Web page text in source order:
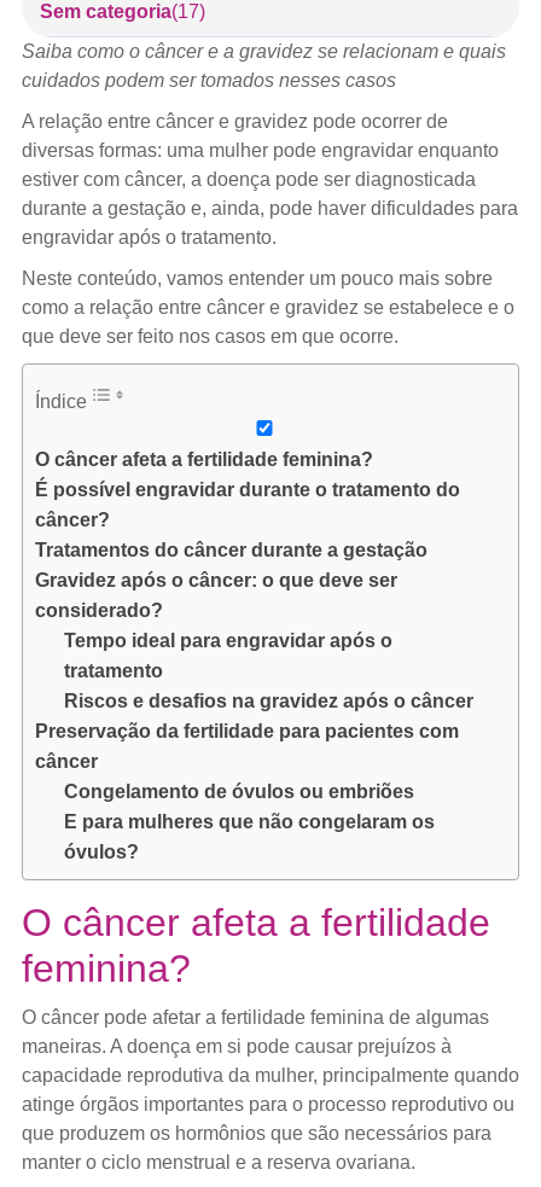
Sem categoria(17)
Saiba como o câncer e a gravidez se relacionam e quais
cuidados podem ser tomados nesses casos
A relação entre câncer e gravidez pode ocorrer de
diversas formas: uma mulher pode engravidar enquanto
estiver com câncer, a doença pode ser diagnosticada
durante a gestação e, ainda, pode haver dificuldades para
engravidar após o tratamento.
Neste conteúdo, vamos entender um pouco mais sobre
como a relação entre câncer e gravidez se estabelece e o
que deve ser feito nos casos em que ocorre.
Índice
O câncer afeta a fertilidade feminina?
É possível engravidar durante o tratamento do
câncer?
Tratamentos do câncer durante a gestação
Gravidez após o câncer: o que deve ser
considerado?
Tempo ideal para engravidar após o
tratamento
Riscos e desafios na gravidez após o câncer
Preservação da fertilidade para pacientes com
câncer
Congelamento de óvulos ou embriões
E para mulheres que não congelaram os
óvulos?
O câncer afeta a fertilidade
feminina?
O câncer pode afetar a fertilidade feminina de algumas
maneiras. A doença em si pode causar prejuízos à
capacidade reprodutiva da mulher, principalmente quando
atinge órgãos importantes para o processo reprodutivo ou
que produzem os hormônios que são necessários para
manter o ciclo menstrual e a reserva ovariana.